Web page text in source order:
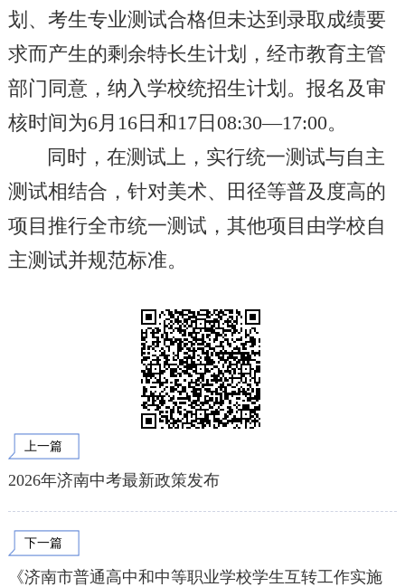
划、考生专业测试合格但未达到录取成绩要
求而产生的剩余特长生计划，经市教育主管
部门同意，纳入学校统招生计划。报名及审
核时间为6月16日和17日08:30—17:00。
同时，在测试上，实行统一测试与自主
测试相结合，针对美术、田径等普及度高的
项目推行全市统一测试，其他项目由学校自
主测试并规范标准。
上一篇
2026年济南中考最新政策发布
下一篇
《济南市普通高中和中等职业学校学生互转工作实施